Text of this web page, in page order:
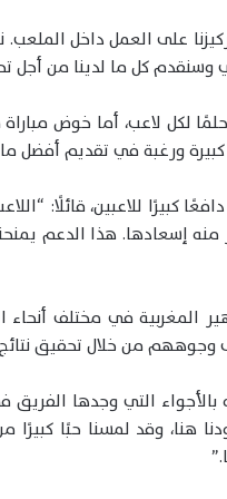
على العمل داخل الملعب.
وسنقدم كل ما لدينا من أجل
لكل لاعب، أما خوض مباراة
ورغبة في تقديم أفضل ما
كبيرًا للاعبين، قائلًا:
منه إسعادها. هذا الدعم
المغربية في مختلف أنحاء
وجوههم من خلال تحقيق
التي وجدها الفريق
هنا، وقد لمسنا حبًا